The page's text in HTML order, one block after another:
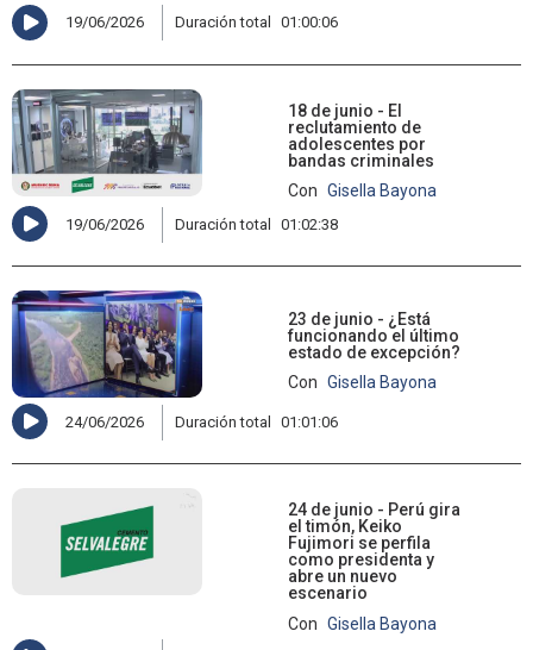
19/06/2026 Duración total 01:00:06
18 de junio - El
reclutamiento de
adolescentes por
bandas criminales
Con Gisella Bayona
19/06/2026 Duración total 01:02:38
23 de junio - ¿Está
funcionando el último
estado de excepción?
Con Gisella Bayona
24/06/2026 Duración total 01:01:06
24 de junio - Perú gira
el timón, Keiko
Fujimori se perfila
como presidenta y
abre un nuevo
escenario
Con Gisella Bayona